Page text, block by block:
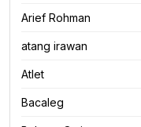
Arief Rohman
atang irawan
Atlet
Bacaleg